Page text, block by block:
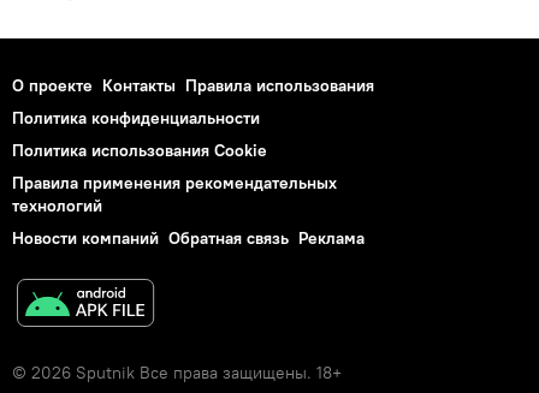
О проекте Контакты Правила использования
Политика конфиденциальности
Политика использования Cookie
Правила применения рекомендательных
технологий
Новости компаний Обратная связь Реклама
© 2026 Sputnik Все права защищены. 18+